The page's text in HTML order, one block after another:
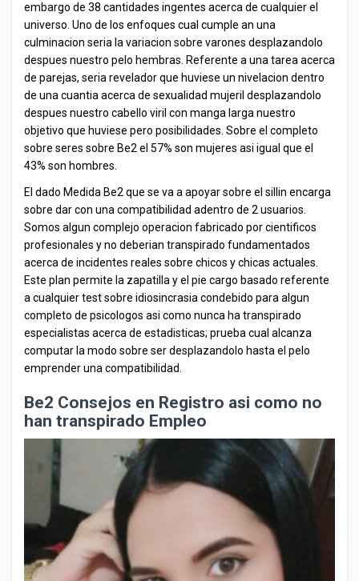
embargo de 38 cantidades ingentes acerca de cualquier el
universo. Uno de los enfoques cual cumple an una
culminacion seria la variacion sobre varones desplazandolo
despues nuestro pelo hembras. Referente a una tarea acerca
de parejas, seria revelador que huviese un nivelacion dentro
de una cuantia acerca de sexualidad mujeril desplazandolo
despues nuestro cabello viril con manga larga nuestro
objetivo que huviese pero posibilidades. Sobre el completo
sobre seres sobre Be2 el 57% son mujeres asi igual que el
43% son hombres.
El dado Medida Be2 que se va a apoyar sobre el sillin encarga
sobre dar con una compatibilidad adentro de 2 usuarios.
Somos algun complejo operacion fabricado por cientificos
profesionales y no deberian transpirado fundamentados
acerca de incidentes reales sobre chicos y chicas actuales.
Este plan permite la zapatilla y el pie cargo basado referente
a cualquier test sobre idiosincrasia condebido para algun
completo de psicologos asi como nunca ha transpirado
especialistas acerca de estadisticas; prueba cual alcanza
computar la modo sobre ser desplazandolo hasta el pelo
emprender una compatibilidad.
Be2 Consejos en Registro asi como no
han transpirado Empleo